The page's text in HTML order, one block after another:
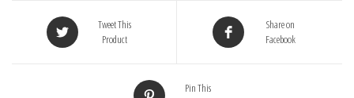
Tweet This
Product
Share on
Facebook
Pin This